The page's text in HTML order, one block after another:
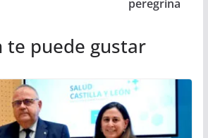
peregrina
te puede gustar